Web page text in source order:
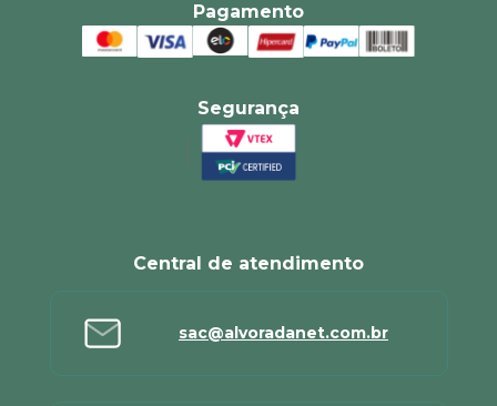
Pagamento
Segurança
Central de atendimento
sac@alvoradanet.com.br